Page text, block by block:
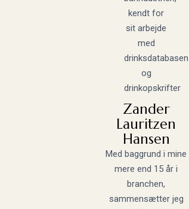
Zander
Lauritzen
Hansen
Med baggrund i mine
mere end 15 år i
branchen,
sammensætter jeg